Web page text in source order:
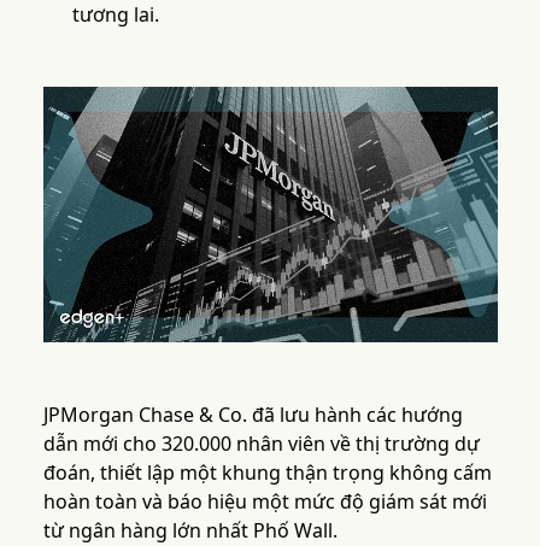
tương lai.
JPMorgan Chase & Co. đã lưu hành các hướng
dẫn mới cho 320.000 nhân viên về thị trường dự
đoán, thiết lập một khung thận trọng không cấm
hoàn toàn và báo hiệu một mức độ giám sát mới
từ ngân hàng lớn nhất Phố Wall.